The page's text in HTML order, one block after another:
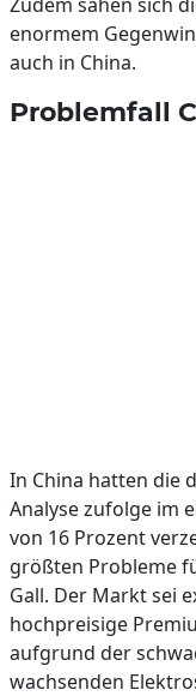
enormem
auch in China.
Problemfall
In China hatten die
Analyse zufolge im
von 16 Prozent
größten Probleme
Gall. Der Markt sei
hochpreisige
aufgrund der
wachsenden